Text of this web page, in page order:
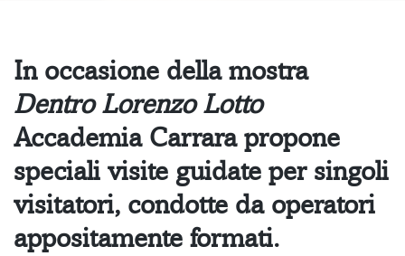
In occasione della mostra
Dentro Lorenzo Lotto
Accademia Carrara propone
speciali visite guidate per singoli
visitatori, condotte da operatori
appositamente formati.